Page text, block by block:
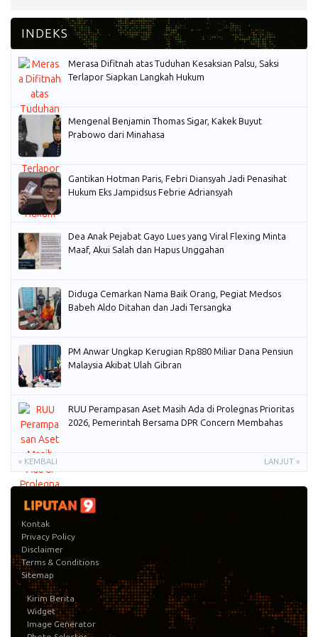
Merasa Difitnah atas Tuduhan Kesaksian Palsu, Saksi
Terlapor Siapkan Langkah Hukum
Mengenal Benjamin Thomas Sigar, Kakek Buyut
Prabowo dari Minahasa
Gantikan Hotman Paris, Febri Diansyah Jadi Penasihat
Hukum Eks Jampidsus Febrie Adriansyah
Dea Anak Pejabat Gayo Lues yang Viral Flexing Minta
Maaf, Akui Salah dan Hapus Unggahan
Diduga Cemarkan Nama Baik Orang, Pegiat Medsos
Babeh Aldo Ditahan dan Jadi Tersangka
PM Anwar Ungkap Kerugian Rp880 Miliar Dana Pensiun
Malaysia Akibat Ulah Gibran
RUU Perampasan Aset Masih Ada di Prolegnas Prioritas
2026, Pemerintah Bersama DPR Concern Membahas
« KEMBALI LANJUT »
Kontak
Privacy Policy
Disclaimer
Terms & Conditions
Sitemap
Kirim Berita
Widget
Image Generator